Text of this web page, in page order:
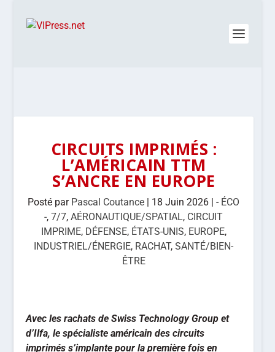
CIRCUITS IMPRIMÉS :
L’AMÉRICAIN TTM
S’ANCRE EN EUROPE
Posté par Pascal Coutance | 18 Juin 2026 |- ÉCO
-,7/7,AÉRONAUTIQUE/SPATIAL, CIRCUIT
IMPRIME, DÉFENSE, ÉTATS-UNIS, EUROPE,
INDUSTRIEL/ÉNERGIE, RACHAT,SANTÉ/BIEN-
ÊTRE
Avec les rachats de Swiss Technology Group et
d’Ilfa, le spécialiste américain des circuits
imprimés s’implante pour la première fois en